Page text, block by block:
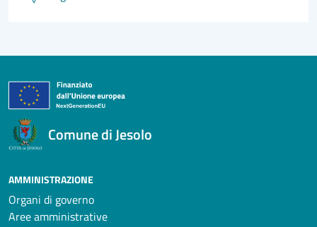
Comune di Jesolo
AMMINISTRAZIONE
Organi di governo
Aree amministrative